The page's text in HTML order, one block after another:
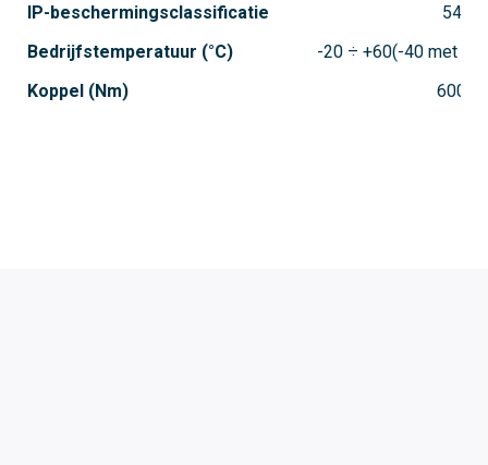
IP-beschermingsclassificatie
Bedrijfstemperatuur (°C)
Koppel (Nm)
54
-20 ÷ +60(-40 met
600